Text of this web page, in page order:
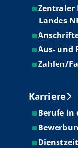
Zentraler
Landes
Aus- und
Zahlen/
Karriere
Berufe in